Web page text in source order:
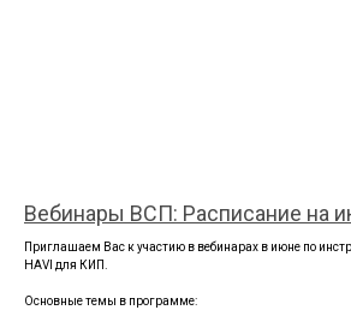
Вебинары ВСП: Расписание на
Приглашаем Вас к участию в вебинарах в июне по
HAVI для КИП.
Основные темы в программе: